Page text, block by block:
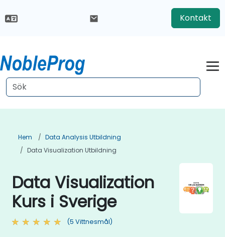
Kontakt
Hem
Data Analysis Utbildning
Data Visualization Utbildning
Data Visualization
Kurs i Sverige
(5 Vittnesmål)